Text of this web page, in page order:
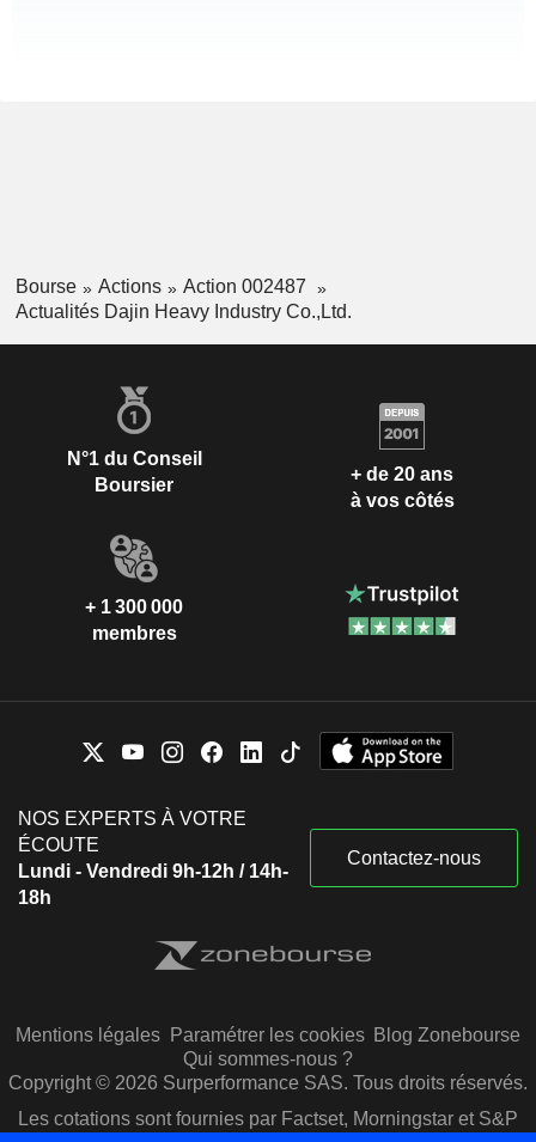
Bourse Actions
Action 002487
Actualités Dajin Heavy Industry Co.,Ltd.
N°1 du Conseil
Boursier
+ de 20 ans
à vos côtés
+ 1 300 000
membres
NOS EXPERTS À VOTRE
ÉCOUTE
Lundi - Vendredi 9h-12h / 14h-
18h
Contactez-nous
Mentions légales Paramétrer les cookies Blog Zonebourse
Qui sommes-nous ?
Copyright © 2026 Surperformance SAS. Tous droits réservés.
Les cotations sont fournies par Factset, Morningstar et S&P